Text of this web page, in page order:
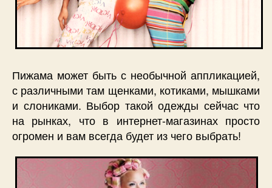
Пижама может быть с необычной аппликацией,
с различными там щенками, котиками, мышками
и слониками. Выбор такой одежды сейчас что
на рынках, что в интернет-магазинах просто
огромен и вам всегда будет из чего выбрать!